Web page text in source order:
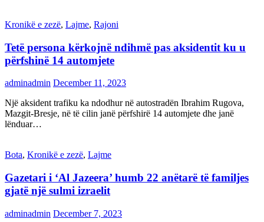
Kronikë e zezë, Lajme, Rajoni
Tetë persona kërkojnë ndihmë pas aksidentit ku u
përfshinë 14 automjete
adminadmin December 11, 2023
Një aksident trafiku ka ndodhur në autostradën Ibrahim Rugova,
Mazgit-Bresje, në të cilin janë përfshirë 14 automjete dhe janë
lënduar…
Bota, Kronikë e zezë, Lajme
Gazetari i ‘Al Jazeera’ humb 22 anëtarë të familjes
gjatë një sulmi izraelit
adminadmin December 7, 2023